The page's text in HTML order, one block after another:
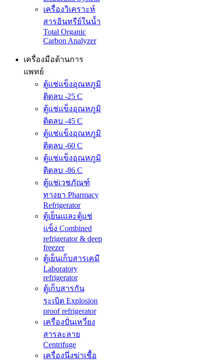
เครื่องวิเคราะห์
สารอินทรีย์ในน้ำ
Total Organic
Carbon Analyzer
เครื่องมือด้านการ
แพทย์
ตู้แช่แข็งอุณหภูมิ
ติดลบ -25 C
ตู้แช่แข็งอุณหภูมิ
ติดลบ -45 C
ตู้แช่แข็งอุณหภูมิ
ติดลบ -60 C
ตู้แช่แข็งอุณหภูมิ
ติดลบ -86 C
ตู้แช่เวชภัณฑ์
ทางยา Pharmacy
Refrigerator
ตู้เย็นเและตู้แช่
แข็ง Combined
refrigerator & deep
freezer
ตู้เย็นเก็บสารเคมี
Laboratory
refrigerator
ตู้เก็บสารกัน
ระเบิด Explosion
proof refrigerator
เครื่องปั่นเหวี่ยง
สารละลาย
Centrifuge
เครื่องนึ่งฆ่าเชื้อ